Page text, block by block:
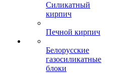
Силикатный
кирпич
Печной кирпич
Белорусские
газосиликатные
блоки